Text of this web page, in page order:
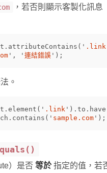
，若否則顯示客製化訊息
. attributeContains ( ' .link
' , ' 連結錯誤 ' );
。
. element ( ' .link ' ). to . have
. contains ( ' sample.com ' );
）是否 等於 指定的值，若